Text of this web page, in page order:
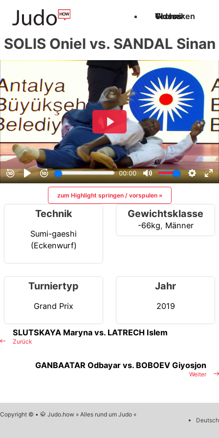
Techniken
Videos
Glossar
SOLIS Oniel vs. SANDAL Sinan
zum Highlight springen / vorspulen »
Technik
Sumi-gaeshi
(Eckenwurf)
Gewichtsklasse
-66kg, Männer
Turniertyp
Grand Prix
Jahr
2019
Zurück
SLUTSKAYA Maryna vs. LATRECH Islem
Weiter
GANBAATAR Odbayar vs. BOBOEV Giyosjon
Copyright © • 🥋 Judo.how » Alles rund um Judo «
Deutsch